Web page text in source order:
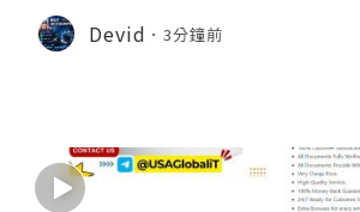
Devid 3分鐘前